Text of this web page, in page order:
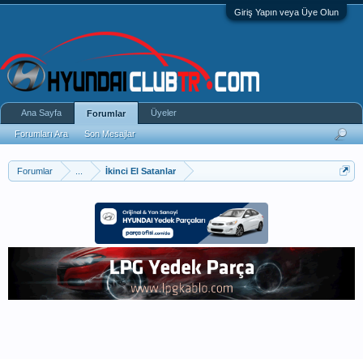
Giriş Yapın veya Üye Olun
Forumlar İkinci El Satanlar
Ana Sayfa Forumlar
Forumları Ara Son Mesajlar
Üyeler